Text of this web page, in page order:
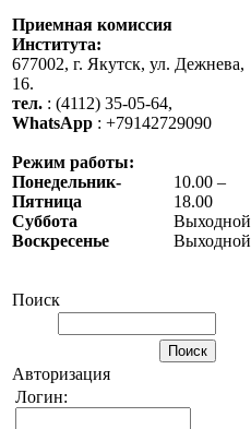
Приемная комиссия
Института:
677002, г. Якутск, ул. Дежнева,
16.
тел. : (4112) 35-05-64,
WhatsApp : +79142729090
Режим работы:
Понедельник-
Пятница
10.00 –
18.00
Суббота
Выходной
Воскресенье
Выходной
Поиск
Авторизация
Логин: